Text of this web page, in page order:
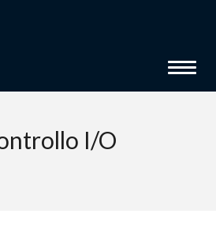
Toggle
I/O